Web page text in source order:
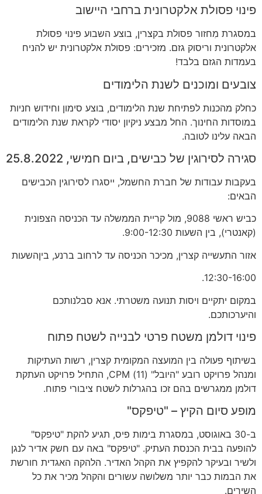
פינוי פסולת אלקטרונית ברחבי היישוב
במסגרת מִחזור פסולת בקצרין, בוצע השבוע פינוי פסולת
אלקטרונית וריסוק גזם. מזכירים: פסולת אלקטרונית יש להניח
בעמדות הגזם בלבד!
צובעים ומוכנים לשנת הלימודים
כחלק מהכנות לפתיחת שנת הלימודים, בוצע סימון וחידוש חניות
במוסדות החינוך. החל מבצע ניקיון יסודי לקראת שנת הלימודים
הבאה עלינו לטובה.
סגירה לסירוגין של כבישים, ביום חמישי, 25.8.2022
בעקבות עבודות של חברת החשמל, ייסגרו לסירוגין הכבישים
הבאים:
כביש ראשי
מול קריית הממשלה עד הכניסה הצפונית
(קאנטרי), בין השעות
אזור התעשייה קצרין, מכיכר הכניסה עד לרחוב ברנע, ביןהשעות
12:30-16:00.
במקום יתקיים ויסות תנועה משטרתי. אנא סבלנותכם
והיערכותכם.
פינוי דולמן משטח פרטי לבנייה לשטח פתוח
בשיתוף פעולה בין המועצה המקומית קצרין, רשות העתיקות
ומנהל פרויקט רובע "היובל" (11) CPM,
התחיל פרויקט העתקת
דולמן ממגרשים בהם זכו בהגרלות לשטח ציבורי פתוח.
מופע סיום הקיץ – "טיפקס"
ב-30 באוגוסט, במסגרת בימות פיס, תגיע להקת "טיפקס"
להופעה בבית הכנסת העתיק. "טיפקס" באה עם חשק אדיר לנגן
ולשיר ובעיקר להקפיץ את הקהל האדיר. הלהקה האגדית חורשת
את הבמות כבר יותר משלושה עשורים והקהל מכיר את כל
השירים.